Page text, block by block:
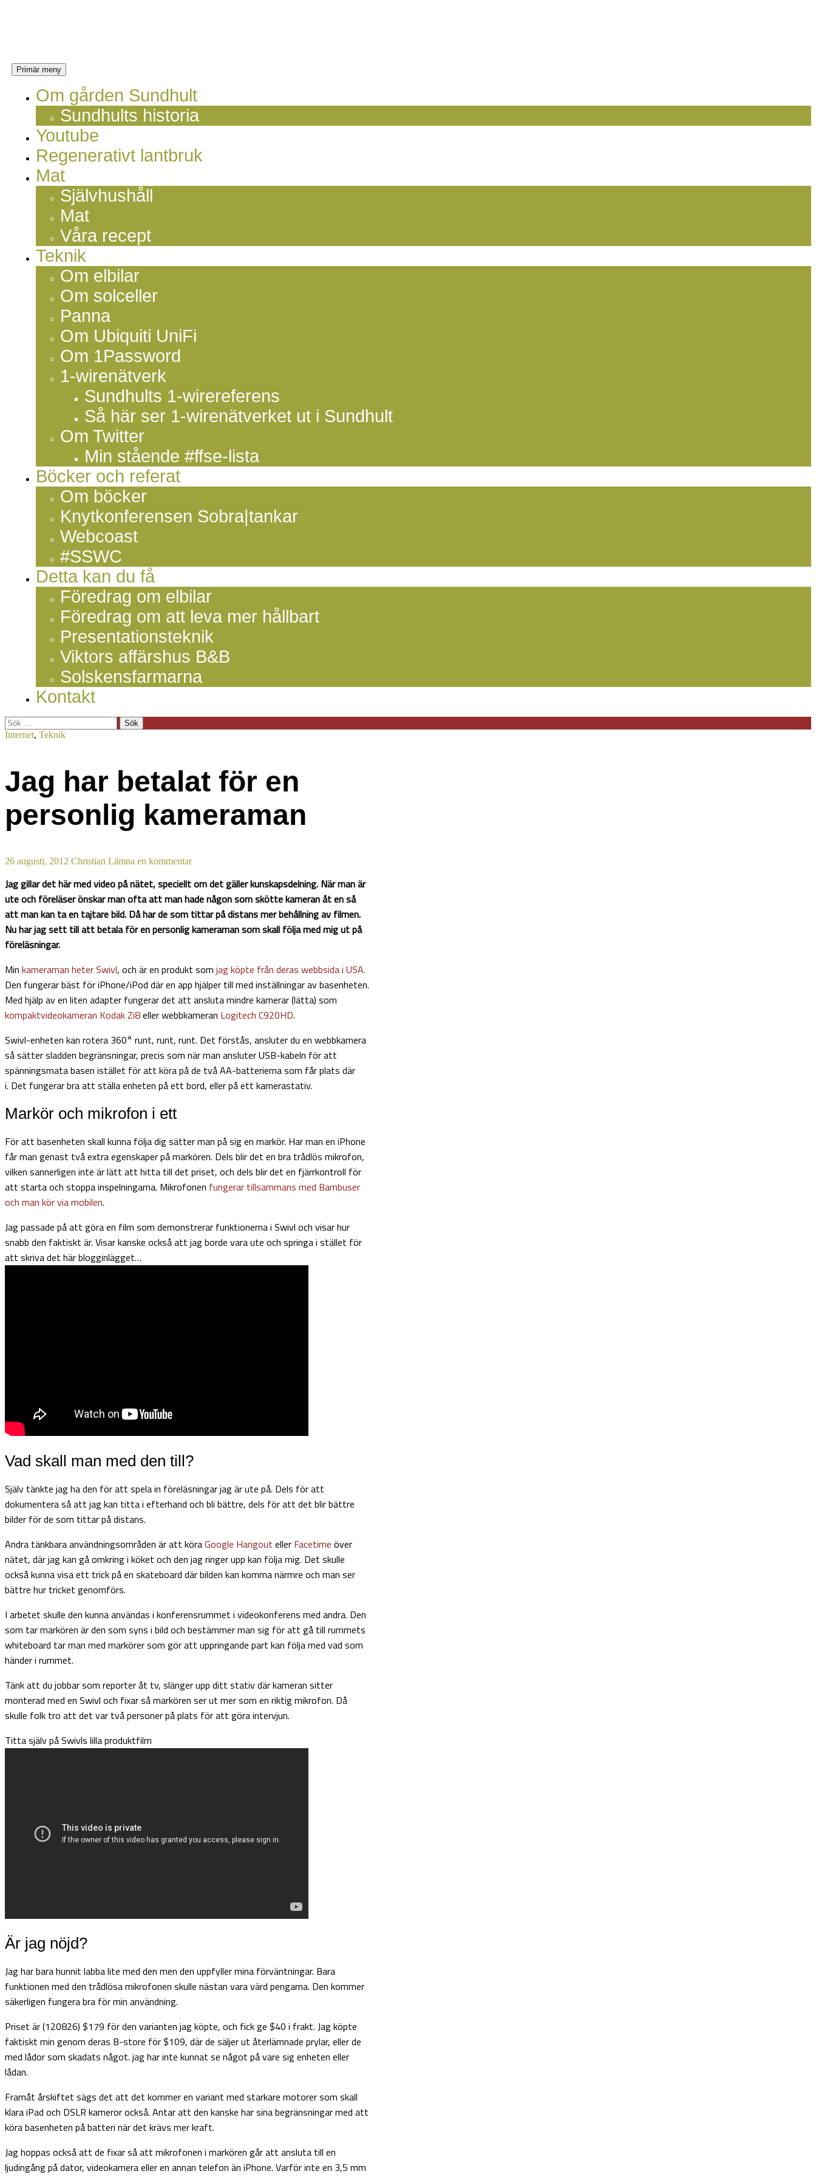
blogg
Sök
Primär meny
Om gården Sundhult
Sundhults historia
Youtube
Regenerativt lantbruk
Mat
Självhushåll
Mat
Våra recept
Teknik
Om elbilar
Om solceller
Panna
Om Ubiquiti UniFi
Om 1Password
1-wirenätverk
Sundhults 1-wirereferens
Så här ser 1-wirenätverket ut i Sundhult
Om Twitter
Min stående #ffse-lista
Böcker och referat
Om böcker
Knytkonferensen Sobra|tankar
Webcoast
#SSWC
Detta kan du få
Föredrag om elbilar
Föredrag om att leva mer hållbart
Presentationsteknik
Viktors affärshus B&B
Solskensfarmarna
Kontakt
Sök
efter:
Internet, Teknik
Jag har betalat för en
personlig kameraman
26 augusti, 2012 Christian Lämna en kommentar
Jag gillar det här med video på nätet, speciellt om det gäller kunskapsdelning. När man är
ute och föreläser önskar man ofta att man hade någon som skötte kameran åt en så
att man kan ta en tajtare bild. Då har de som tittar på distans mer behållning av filmen.
Nu har jag sett till att betala för en personlig kameraman som skall följa med mig ut på
föreläsningar.
Min kameraman heter Swivl, och är en produkt som jag köpte från deras webbsida i USA.
Den fungerar bäst för iPhone/iPod där en app hjälper till med inställningar av basenheten.
Med hjälp av en liten adapter fungerar det att ansluta mindre kamerar (lätta) som
kompaktvideokameran Kodak Zi8eller webbkameran Logitech C920HD.
Swivl-enheten kan rotera 360° runt, runt, runt. Det förstås, ansluter du en webbkamera
så sätter sladden begränsningar, precis som när man ansluter USB-kabeln för att
spänningsmata basen istället för att köra på de två AA-batterierna som får plats där
i. Det fungerar bra att ställa enheten på ett bord, eller på ett kamerastativ.
Markör och mikrofon i ett
För att basenheten skall kunna följa dig sätter man på sig en markör. Har man en iPhone
får man genast två extra egenskaper på markören. Dels blir det en bra trådlös mikrofon,
vilken sannerligen inte är lätt att hitta till det priset, och dels blir det en fjärrkontroll för
att starta och stoppa inspelningarna. Mikrofonen fungerar tillsammans med Bambuser
och man kör via mobilen.
Jag passade på att göra en film som demonstrerar funktionerna i Swivl och visar hur
snabb den faktiskt är. Visar kanske också att jag borde vara ute och springa i stället för
att skriva det här blogginlägget…
Vad skall man med den till?
Själv tänkte jag ha den för att spela in föreläsningar jag är ute på. Dels för att
dokumentera så att jag kan titta i efterhand och bli bättre, dels för att det blir bättre
bilder för de som tittar på distans.
Andra tänkbara användningsområden är att köraGoogle Hangout eller Facetime över
nätet, där jag kan gå omkring i köket och den jag ringer upp kan följa mig. Det skulle
också kunna visa ett trick på en skateboard där bilden kan komma närmre och man ser
bättre hur tricket genomförs.
I arbetet skulle den kunna användas i konferensrummet i videokonferens med andra. Den
som tar markören är den som syns i bild och bestämmer man sig för att gå till rummets
whiteboard tar man med markörer som gör att uppringande part kan följa med vad som
händer i rummet.
Tänk att du jobbar som reporter åt tv, slänger upp ditt stativ där kameran sitter
monterad med en Swivl och fixar så markören ser ut mer som en riktig mikrofon. Då
skulle folk tro att det var två personer på plats för att göra intervjun.
Titta själv på Swivls lilla produktfilm
Är jag nöjd?
Jag har bara hunnit labba lite med den men den uppfyller mina förväntningar. Bara
funktionen med den trådlösa mikrofonen skulle nästan vara värd pengarna. Den kommer
säkerligen fungera bra för min användning.
Priset är (120826) $179 för den varianten jag köpte, och fick ge $40 i frakt. Jag köpte
faktiskt min genom deras B-store för $109, där de säljer ut återlämnade prylar, eller de
med lådor som skadats något. jag har inte kunnat se något på vare sig enheten eller
lådan.
Framåt årskiftet sägs det att det kommer en variant med starkare motorer som skall
klara iPad och DSLR kameror också. Antar att den kanske har sina begränsningar med att
köra basenheten på batteri när det krävs mer kraft.
Jag hoppas också att de fixar så att mikrofonen i markören går att ansluta till en
ljudingång på dator, videokamera eller en annan telefon än iPhone. Varför inte en 3,5 mm